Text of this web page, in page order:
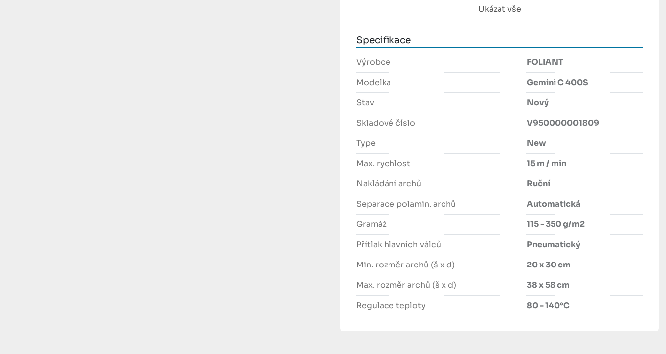
válců – vysoce leštěným chromovaným válcem s elektrickým vyhříváním
vyhříván vnitřním topným tělesem s citlivým teplotním čidlem.
účely je v rámu laminovačky instalován malý kompresor. Stroj tak
nevyžaduje externí zdroj stlačeného vzduchu. Před vytahovacími válci
je instalováno zdvojené zařízení proti kroucení polaminovaných archů.
Ukázat vše
Specifikace
Výrobce
FOLIANT
Modelka
Gemini C 400S
Stav
Nový
Skladové číslo
V950000001809
Type
New
Max. rychlost
15 m / min
Nakládání archů
Ruční
Separace polamin. archů
Automatická
Gramáž
115 - 350 g/m2
Přítlak hlavních válců
Pneumatický
Min. rozměr archů (š x d)
20 x 30 cm
Max. rozměr archů (š x d)
38 x 58 cm
Regulace teploty
80 - 140°C